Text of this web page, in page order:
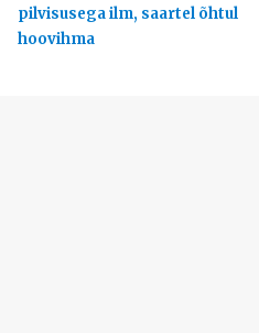
pilvisusega ilm, saartel õhtul
hoovihma